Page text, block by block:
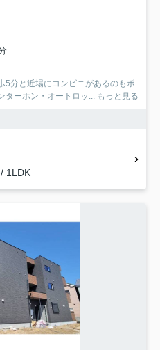
5分と近場にコンビニがあるのもポ
ターホン・オートロッ... もっと見る
1LDK